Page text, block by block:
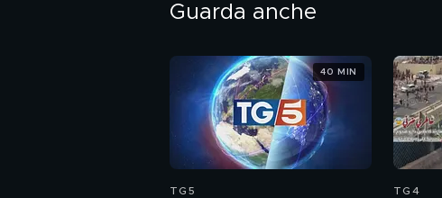
Guarda anche
TG5
40 MIN
TG4